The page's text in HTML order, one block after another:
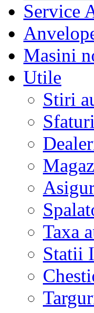
Service
Masini
Utile
Stiri
Taxa
Statii